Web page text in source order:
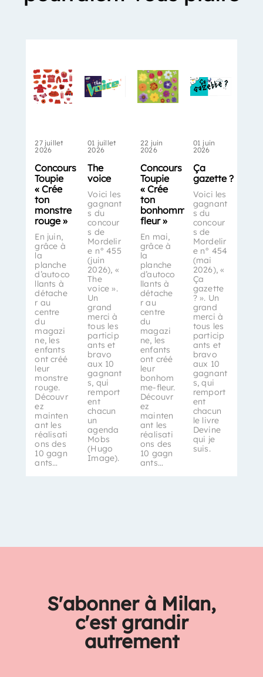
27 juillet
2026
Concours
Toupie
« Crée
ton
monstre
rouge »
En juin,
grâce à
la
planche
d’autoco
llants à
détache
r au
centre
du
magazi
ne, les
enfants
ont créé
leur
monstre
rouge.
Découvr
ez
mainten
ant les
réalisati
ons des
10 gagn
ants…
01 juillet
2026
The
voice
Voici les
gagnant
s du
concour
s de
Mordelir
e n° 455
(juin
2026), «
The
voice ».
Un
grand
merci à
tous les
particip
ants et
bravo
aux 10
gagnant
s, qui
remport
ent
chacun
un
agenda
Mobs
(Hugo
Image).
22 juin
2026
Concours
Toupie
« Crée
ton
bonhomme-
fleur »
En mai,
grâce à
la
planche
d’autoco
llants à
détache
r au
centre
du
magazi
ne, les
enfants
ont créé
leur
bonhom
me-fleur.
Découvr
ez
mainten
ant les
réalisati
ons des
10 gagn
ants…
01 juin
2026
Ça
gazette ?
Voici les
gagnant
s du
concour
s de
Mordelir
e n° 454
(mai
2026), «
Ça
gazette
? ». Un
grand
merci à
tous les
particip
ants et
bravo
aux 10
gagnant
s, qui
remport
ent
chacun
le livre
Devine
qui je
suis.
S'abonner à Milan,
c'est grandir
autrement